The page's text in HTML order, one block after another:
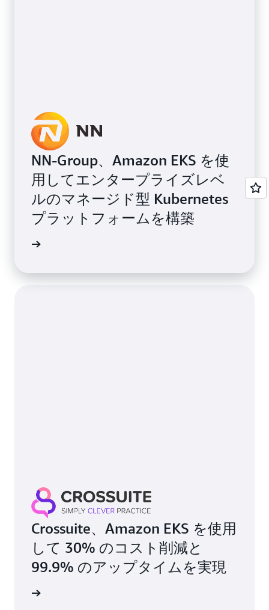
NN-Group、Amazon EKS を使
用してエンタープライズレベ
ルのマネージド型 Kubernetes
プラットフォームを構築
Crossuite、Amazon EKS を使用
して 30% のコスト削減と
99.9% のアップタイムを実現